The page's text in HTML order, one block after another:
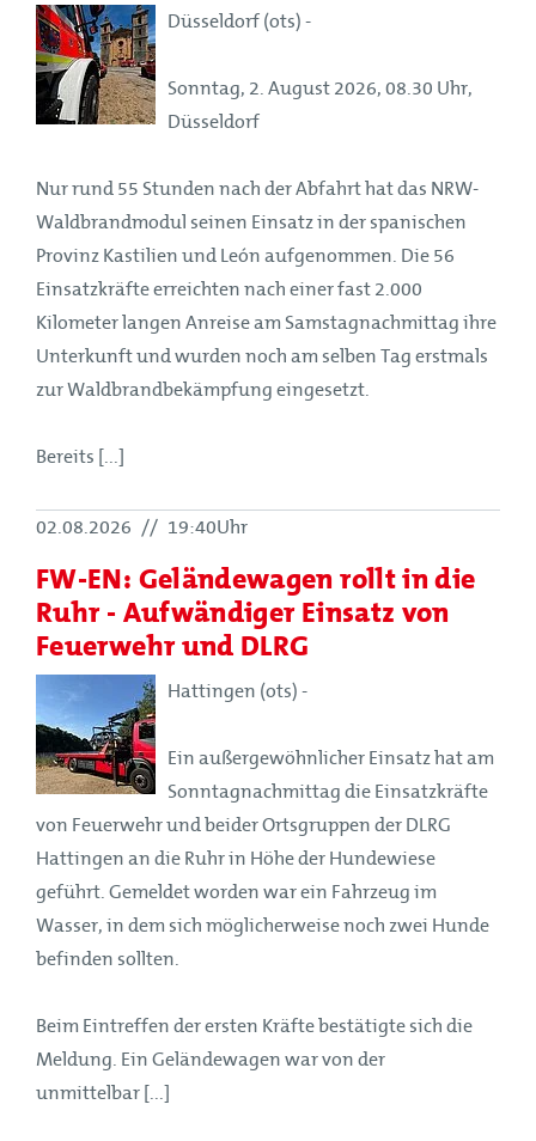
Düsseldorf (ots) -
Sonntag, 2. August 2026, 08.30 Uhr,
Düsseldorf
Nur rund 55 Stunden nach der Abfahrt hat das NRW-
Waldbrandmodul seinen Einsatz in der spanischen
Provinz Kastilien und León aufgenommen. Die 56
Einsatzkräfte erreichten nach einer fast 2.000
Kilometer langen Anreise am Samstagnachmittag ihre
Unterkunft und wurden noch am selben Tag erstmals
zur Waldbrandbekämpfung eingesetzt.
Bereits [...]
02.08.2026 // 19:40Uhr
FW-EN: Geländewagen rollt in die
Ruhr - Aufwändiger Einsatz von
Feuerwehr und DLRG
Hattingen (ots) -
Ein außergewöhnlicher Einsatz hat am
Sonntagnachmittag die Einsatzkräfte
von Feuerwehr und beider Ortsgruppen der DLRG
Hattingen an die Ruhr in Höhe der Hundewiese
geführt. Gemeldet worden war ein Fahrzeug im
Wasser, in dem sich möglicherweise noch zwei Hunde
befinden sollten.
Beim Eintreffen der ersten Kräfte bestätigte sich die
Meldung. Ein Geländewagen war von der
unmittelbar [...]